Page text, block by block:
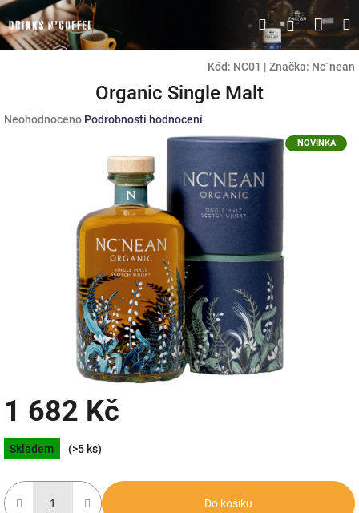
Přejít
na
obsah
HledatPřihlášení
Kód: NC01 | Značka: Nc´nean
Organic Single Malt
Průměrné
Neohodnoceno Podrobnosti hodnocení
NOVINKA
1 682 Kč
Měrná
cena:
Skladem (>5 ks)
Do košíku